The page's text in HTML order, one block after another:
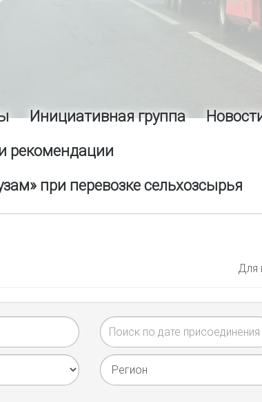
Инициативная группа
рекомендации
при перевозке сельхозсырья
Для